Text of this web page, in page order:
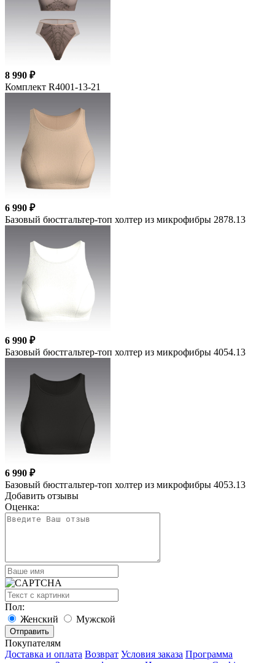
8 990 ₽
Комплект R4001-13-21
6 990 ₽
Базовый бюстгальтер-топ холтер из микрофибры 2878.13
6 990 ₽
Базовый бюстгальтер-топ холтер из микрофибры 4054.13
6 990 ₽
Базовый бюстгальтер-топ холтер из микрофибры 4053.13
Добавить отзывы
Оценка:
Пол:
Женский
Мужской
Покупателям
Доставка и оплата Возврат Условия заказа Программа